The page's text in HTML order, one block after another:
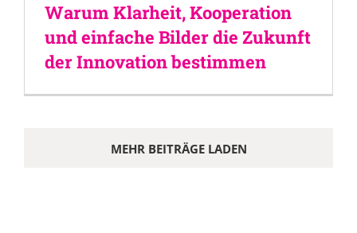
Warum Klarheit, Kooperation
und einfache Bilder die Zukunft
der Innovation bestimmen
MEHR BEITRÄGE LADEN